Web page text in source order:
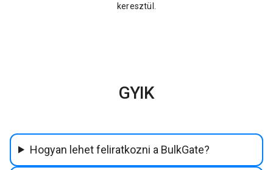
keresztül.
GYIK
Hogyan lehet feliratkozni a BulkGate?